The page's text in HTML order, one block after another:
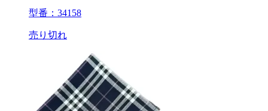
型番：34158
売り切れ